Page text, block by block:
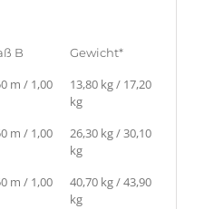
B Gewicht*
m / 1,00
13,80 kg / 17,20
kg
m / 1,00
26,30 kg / 30,10
kg
m / 1,00
40,70 kg / 43,90
kg